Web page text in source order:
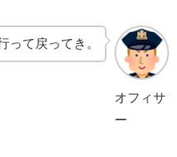
オフィサ
ー
って戻ってき。